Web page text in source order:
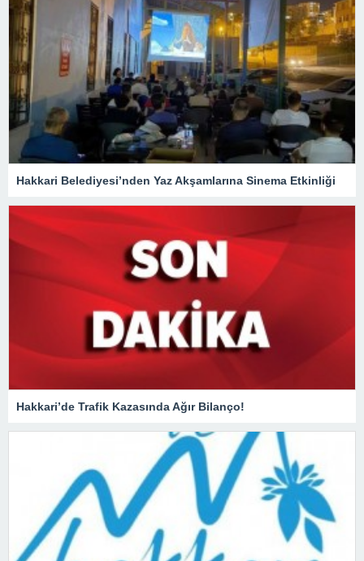
Hakkari Belediyesi’nden Yaz Akşamlarına Sinema Etkinliği
Hakkari’de Trafik Kazasında Ağır Bilanço!